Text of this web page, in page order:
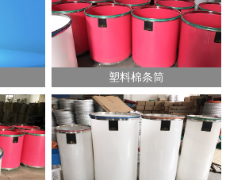
塑料棉条筒